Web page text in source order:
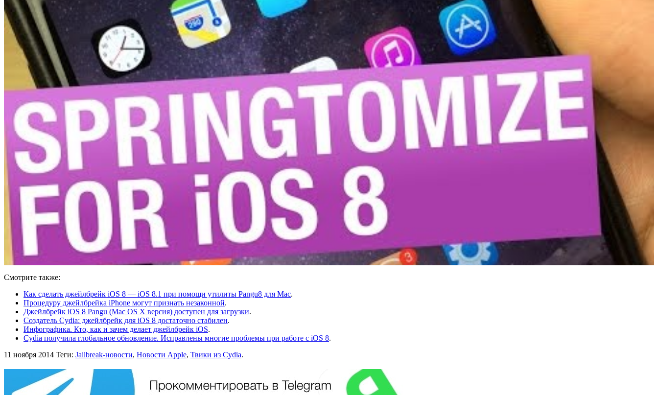
Смотрите также:
Как сделать джейлбрейк iOS 8 — iOS 8.1 при помощи утилиты Pangu8 для Mac.
Процедуру джейлбрейка iPhone могут признать незаконной.
Джейлбрейк iOS 8 Pangu (Mac OS X версия) доступен для загрузки.
Создатель Cydia: джейлбрейк для iOS 8 достаточно стабилен.
Инфографика. Кто, как и зачем делает джейлбрейк iOS.
Cydia получила глобальное обновление. Исправлены многие проблемы при работе с iOS 8.
11 ноября 2014 Теги: Jailbreak-новости, Новости Apple, Твики из Cydia.